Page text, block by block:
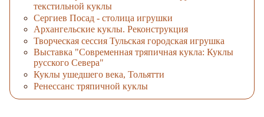
текстильной куклы
Сергиев Посад - столица игрушки
Архангельские куклы. Реконструкция
Творческая сессия Тульская городская игрушка
Выставка "Современная тряпичная кукла: Куклы
русского Севера"
Куклы ушедшего века, Тольятти
Ренессанс тряпичной куклы